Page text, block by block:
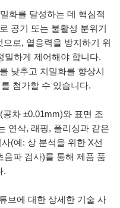
화를 달성하는 데 핵심적
공기 또는 불활성 분위기
으로, 열응력을 방지하기 위
밀하게 제어해야 합니다.
낮추고 치밀화를 향상시
첨가할 수 있습니다.
차 ±0.01mm)와 표면 조
연삭, 래핑, 폴리싱과 같은
(예: 상 분석을 위한 X선
음파 검사)를 통해 제품 품
.
브에 대한 상세한 기술 사